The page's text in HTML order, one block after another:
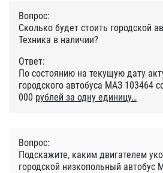
Вопрос:
Сколько будет стоить городской
Техника в наличии?
Ответ:
По состоянию на текущую дату
городского автобуса МАЗ 103464
000 рублей за одну единицу
Вопрос:
Подскажите, каким двигателем
городской низкопольный автобус